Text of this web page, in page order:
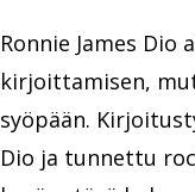
Ronnie James
kirjoittamisen,
syöpään.
Dio ja tunnettu